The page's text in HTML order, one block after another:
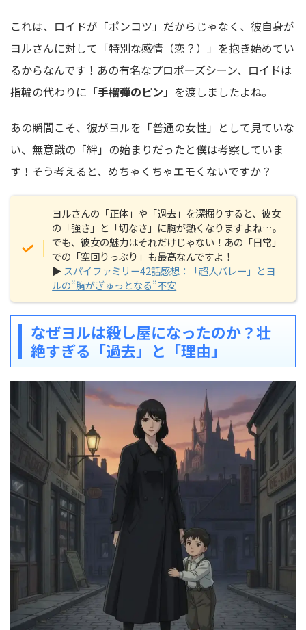
これは、ロイドが「ポンコツ」だからじゃなく、彼自身が
ヨルさんに対して「特別な感情（恋？）」を抱き始めてい
るからなんです！あの有名なプロポーズシーン、ロイドは
指輪の代わりに 「手榴弾のピン」 を渡しましたよね。
あの瞬間こそ、彼がヨルを「普通の女性」として見ていな
い、無意識の「絆」の始まりだったと僕は考察していま
す！そう考えると、めちゃくちゃエモくないですか？
ヨルさんの「正体」や「過去」を深掘りすると、彼女
の「強さ」と「切なさ」に胸が熱くなりますよね…。
でも、彼女の魅力はそれだけじゃない！あの「日常」
での「空回りっぷり」も最高なんですよ！
▶︎ スパイファミリー42話感想：「超人バレー」とヨ
ルの“胸がぎゅっとなる”不安
なぜヨルは殺し屋になったのか？壮
絶すぎる「過去」と「理由」